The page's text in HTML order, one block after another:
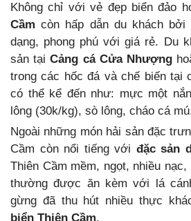
Không chỉ với vẻ đẹp biển đảo
Cầm còn hấp dẫn du khách
dạng, phong phú với giá rẻ. Du
sản tạiCảng cá Cửa Nhượng
trong các hốc đá và chế biến tại
có thể kể đến như: mực một
lông (30k/kg), sò lông, cháo cá
Ngoài những món hải sản đặc
Cầm còn nổi tiếng với đặc sản
Thiên Cầm mềm, ngọt, nhiều
thường được ăn kèm với lá
gừng đã thu hút nhiều thực
biển Thiên Cầm.